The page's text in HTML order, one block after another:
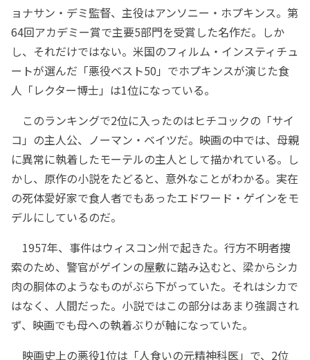
ョナサン・デミ監督、主役はアンソニー・ホプキンス。第
64回アカデミー賞で主要5部門を受賞した名作だ。しか
し、それだけではない。米国のフィルム・インスティチュ
ートが選んだ「悪役ベスト50」でホプキンスが演じた食
人「レクター博士」は1位になっている。
このランキングで2位に入ったのはヒチコックの「サイ
コ」の主人公、ノーマン・ベイツだ。映画の中では、母親
に異常に執着したモーテルの主人として描かれている。し
かし、原作の小説をたどると、意外なことがわかる。実在
の死体愛好家で食人者でもあったエドワード・ゲインをモ
デルにしているのだ。
1957年、事件はウィスコン州で起きた。行方不明者捜
索のため、警官がゲインの屋敷に踏み込むと、梁からシカ
肉の胴体のようなものがぶら下がっていた。それはシカで
はなく、人間だった。小説ではこの部分はあまり強調され
ず、映画でも母への執着ぶりが軸になっていた。
映画史上の悪役1位は「人食いの元精神科医」で、2位